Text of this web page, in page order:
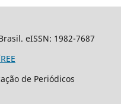
eISSN: 1982-7687
de Periódicos